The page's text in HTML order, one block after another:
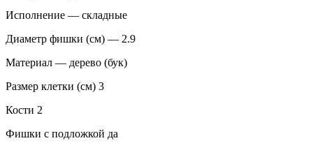
Исполнение — складные
Диаметр фишки (см) — 2.9
Материал — дерево (бук)
Размер клетки (см) 3
Кости 2
Фишки с подложкой да